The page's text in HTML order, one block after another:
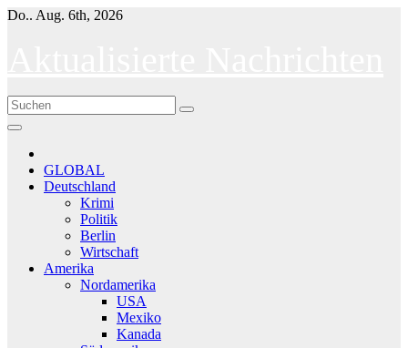
Skip
Do.. Aug. 6th, 2026
GLOBAL
Deutschland
Krimi
Politik
Berlin
Wirtschaft
Amerika
Nordamerika
USA
Mexiko
Kanada